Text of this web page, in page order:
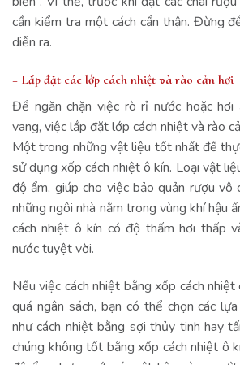
cần kiểm tra một cách cẩn thận. Đừng
diễn ra.
+ Lắp đặt các lớp cách nhiệt và rào cản hơi
Để ngăn chặn việc rò rỉ nước hoặc hơi
vang, việc lắp đặt lớp cách nhiệt và rào
Một trong những vật liệu tốt nhất để
sử dụng xốp cách nhiệt ô kín. Loại vật
độ ẩm, giúp cho việc bảo quản rượu
những ngôi nhà nằm trong vùng khí hậu
cách nhiệt ô kín có độ thấm hơi thấp
nước tuyệt vời.
Nếu việc cách nhiệt bằng xốp cách
quá ngân sách, bạn có thể chọn các
như cách nhiệt bằng sợi thủy tinh hay
chúng không tốt bằng xốp cách nhiệt ô